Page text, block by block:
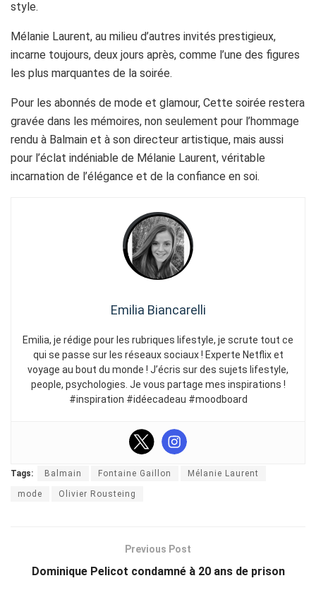
style.
Mélanie Laurent, au milieu d’autres invités prestigieux,
incarne toujours, deux jours après, comme l’une des figures
les plus marquantes de la soirée.
Pour les abonnés de mode et glamour, Cette soirée restera
gravée dans les mémoires, non seulement pour l’hommage
rendu à Balmain et à son directeur artistique, mais aussi
pour l’éclat indéniable de Mélanie Laurent, véritable
incarnation de l’élégance et de la confiance en soi.
Emilia Biancarelli
Emilia, je rédige pour les rubriques lifestyle, je scrute tout ce
qui se passe sur les réseaux sociaux ! Experte Netflix et
voyage au bout du monde ! J’écris sur des sujets lifestyle,
people, psychologies. Je vous partage mes inspirations !
#inspiration #idéecadeau #moodboard
Tags: Balmain Fontaine Gaillon Mélanie Laurent
mode Olivier Rousteing
Previous Post
Dominique Pelicot condamné à 20 ans de prison